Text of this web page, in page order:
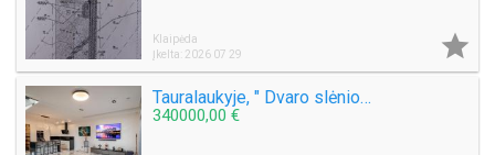
Klaipėda
Įkelta: 2026 07 29

Tauralaukyje, " Dvaro slėnio " Medeinos g. Parduodamas kotedžas 113 kv.m. , sklypas 2,5 a .
340000,00 €